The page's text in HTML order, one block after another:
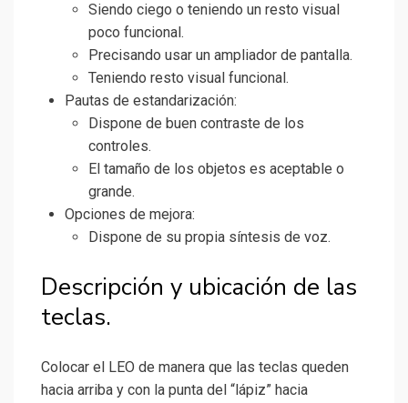
Siendo ciego o teniendo un resto visual
poco funcional.
Precisando usar un ampliador de pantalla.
Teniendo resto visual funcional.
Pautas de estandarización:
Dispone de buen contraste de los
controles.
El tamaño de los objetos es aceptable o
grande.
Opciones de mejora:
Dispone de su propia síntesis de voz.
Descripción y ubicación de las
teclas.
Colocar el LEO de manera que las teclas queden
hacia arriba y con la punta del “lápiz” hacia